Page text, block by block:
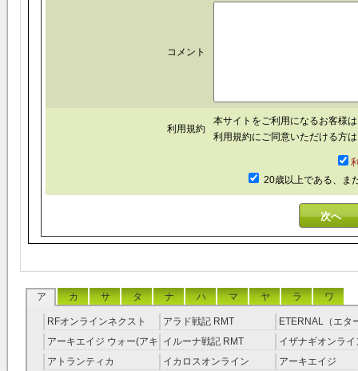
コメント
利用規約
本サイトをご利用になるお客様
利用規約にご同意いただける方
20歳以上である、ま
ア カ サ タ ナ ハ マ ヤ ラ ワ
RFオンラインネクスト
RMT
アラド戦記 RMT
ETERNAL（エタ
RMT
アーキエイジ ウォー(アキ
ウオ) RMT
イルーナ戦記 RMT
イザナギオンライ
アトランティカ
イカロスオンライン
アーキエイジ